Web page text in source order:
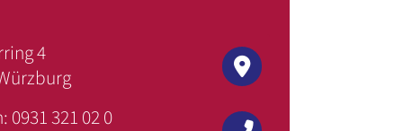
4
0931 321 02 0